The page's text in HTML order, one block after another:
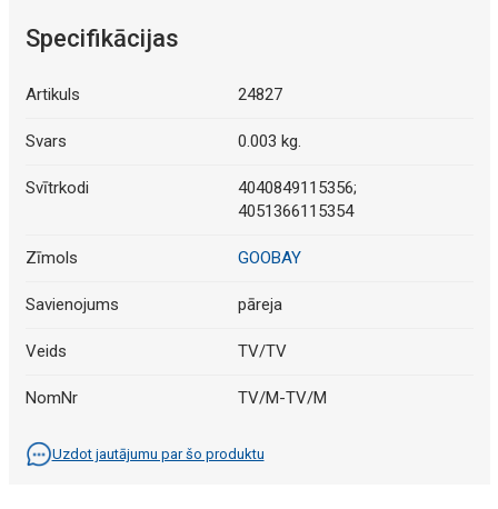
Specifikācijas
Artikuls 24827
Svars 0.003 kg.
Svītrkodi
4040849115356;
4051366115354
Zīmols GOOBAY
Savienojums pāreja
Veids TV/TV
NomNr TV/M-TV/M
Uzdot jautājumu par šo produktu